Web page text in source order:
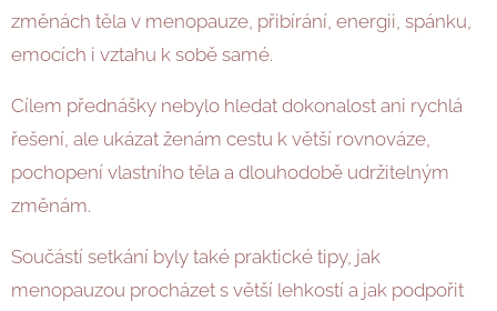
změnách těla v menopauze, přibírání, energii, spánku,
emocích i vztahu k sobě samé.
Cílem přednášky nebylo hledat dokonalost ani rychlá
řešení, ale ukázat ženám cestu k větší rovnováze,
pochopení vlastního těla a dlouhodobě udržitelným
změnám.
Součástí setkání byly také praktické tipy, jak
menopauzou procházet s větší lehkostí a jak podpořit